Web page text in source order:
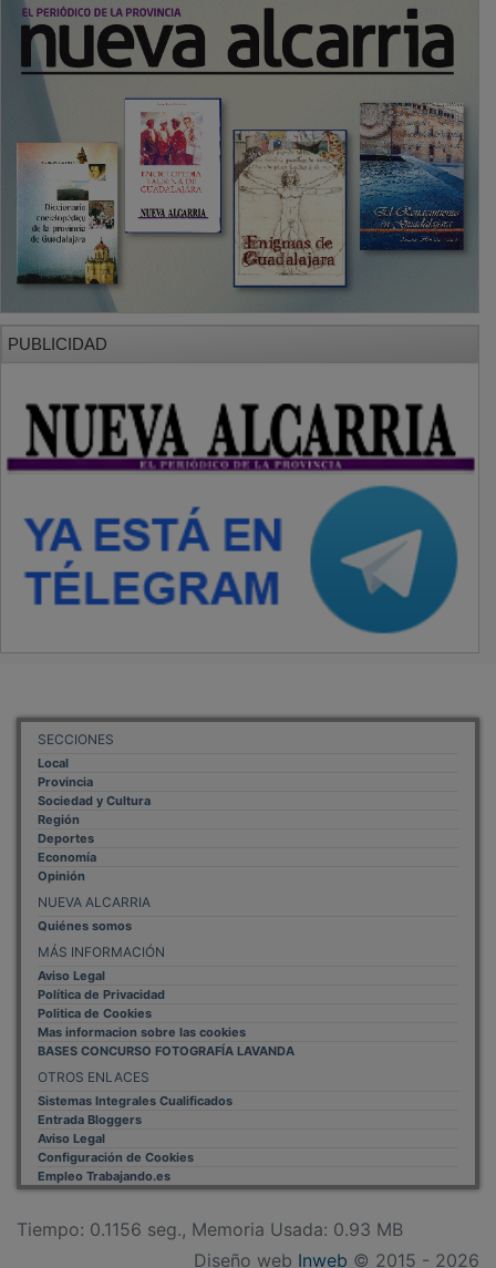
PUBLICIDAD
SECCIONES
Local
Provincia
Sociedad y Cultura
Región
Deportes
Economía
Opinión
NUEVA ALCARRIA
Quiénes somos
MÁS INFORMACIÓN
Aviso Legal
Política de Privacidad
Politica de Cookies
Mas informacion sobre las cookies
BASES CONCURSO FOTOGRAFÍA LAVANDA
OTROS ENLACES
Sistemas Integrales Cualificados
Entrada Bloggers
Aviso Legal
Configuración de Cookies
Empleo Trabajando.es
Tiempo: 0.1156 seg., Memoria Usada: 0.93 MB
Diseño web Inweb © 2015 - 2026